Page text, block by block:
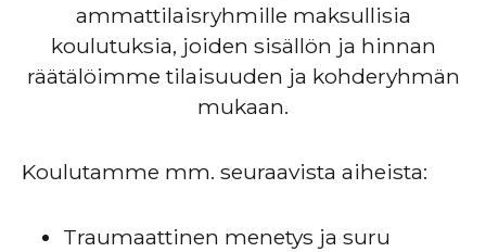
ammattilaisryhmille maksullisia
koulutuksia, joiden sisällön ja hinnan
räätälöimme tilaisuuden ja kohderyhmän
mukaan.
Koulutamme mm. seuraavista aiheista:
Traumaattinen menetys ja suru